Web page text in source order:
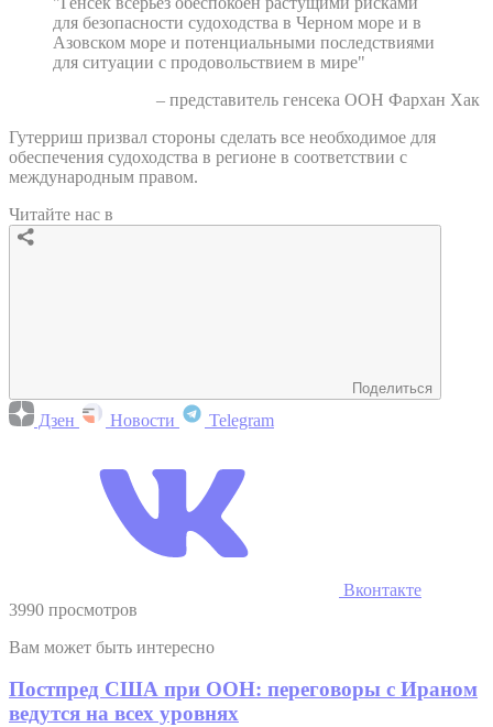
для безопасности судоходства в Черном море и в
Азовском море и потенциальными последствиями
для ситуации с продовольствием в мире"
– представитель генсека ООН Фархан Хак
Гутерриш призвал стороны сделать все необходимое для
обеспечения судоходства в регионе в соответствии с
международным правом.
Читайте нас в
Поделиться
Дзен Новости Telegram
Вконтакте
3990 просмотров
Вам может быть интересно
Постпред США при ООН: переговоры с Ираном
ведутся на всех уровнях